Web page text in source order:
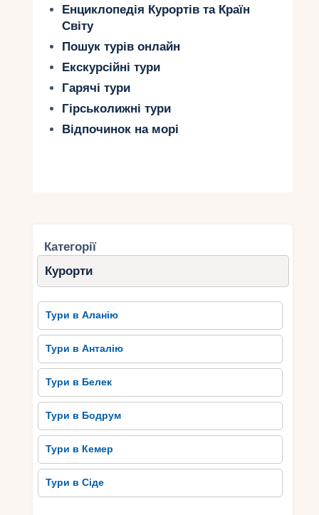
Енциклопедія Курортів та Країн
Світу
Пошук турів онлайн
Екскурсійні тури
Гарячі тури
Гірськолижні тури
Відпочинок на морі
Категорії
Курорти
Тури в Аланію
Тури в Анталію
Тури в Белек
Тури в Бодрум
Тури в Кемер
Тури в Сіде